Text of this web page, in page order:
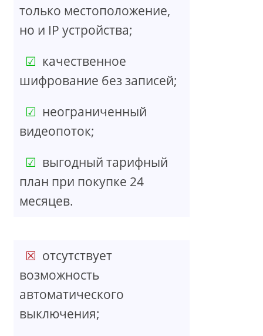
только местоположение,
но и IP устройства;
качественное
шифрование без записей;
неограниченный
видеопоток;
выгодный тарифный
план при покупке 24
месяцев.
отсутствует
возможность
автоматического
выключения;